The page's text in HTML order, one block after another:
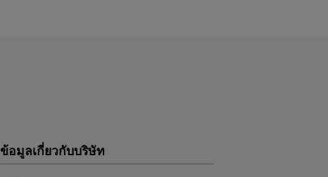
ข้อมูลเกี่ยวกับบริษัท